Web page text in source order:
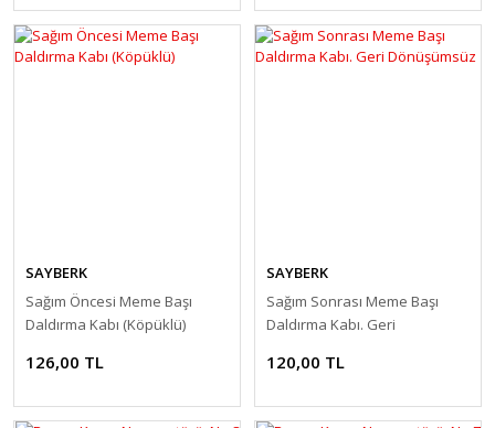
SAYBERK
Sağım Öncesi Meme Başı
Daldırma Kabı (Köpüklü)
126,00 TL
SAYBERK
Sağım Sonrası Meme Başı
Daldırma Kabı. Geri
120,00 TL